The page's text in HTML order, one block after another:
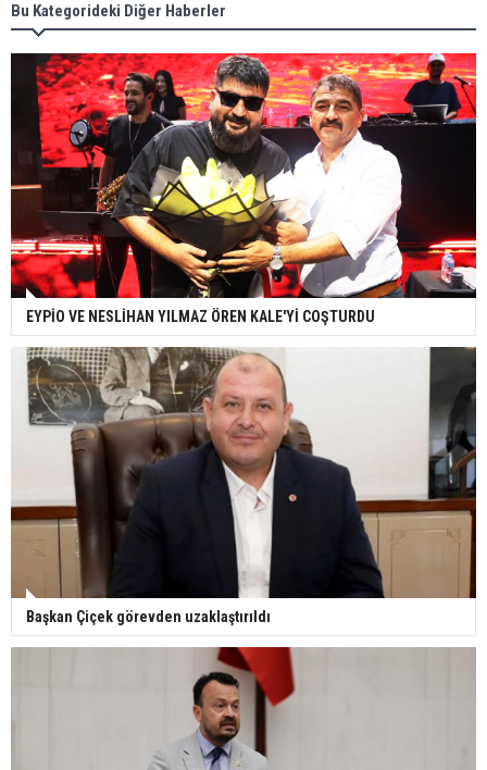
Bu Kategorideki Diğer Haberler
EYPİO VE NESLİHAN YILMAZ ÖREN KALE'Yİ COŞTURDU
Başkan Çiçek görevden uzaklaştırıldı